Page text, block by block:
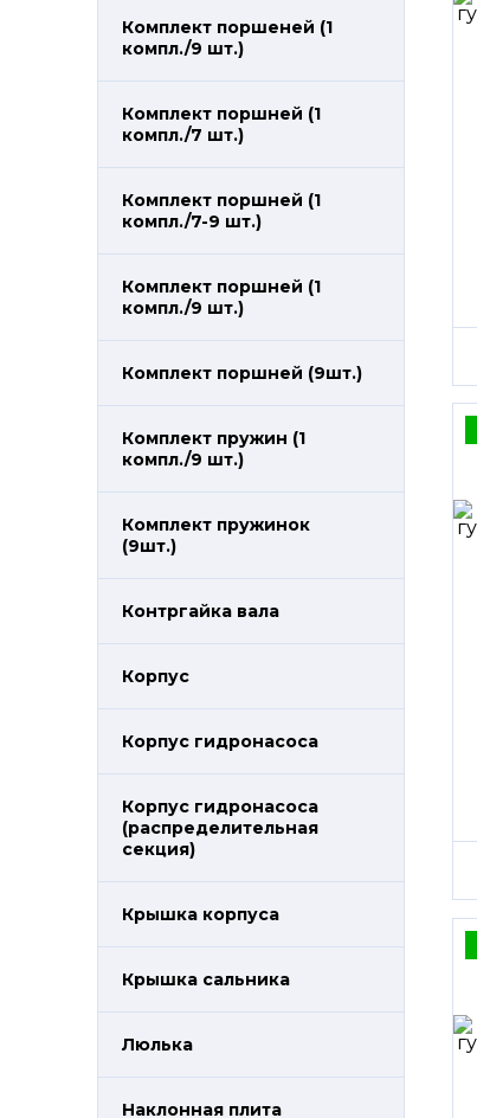
Комплект поршеней (1
компл./9 шт.)
Комплект поршней (1
компл./7 шт.)
Комплект поршней (1
компл./7-9 шт.)
Комплект поршней (1
компл./9 шт.)
Комплект поршней (9шт.)
Комплект пружин (1
компл./9 шт.)
Комплект пружинок
(9шт.)
Контргайка вала
Корпус
Корпус гидронасоса
Корпус гидронасоса
(распределительная
секция)
Крышка корпуса
Крышка сальника
Люлька
Наклонная плита